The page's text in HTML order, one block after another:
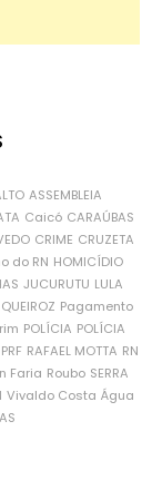
ASSEMBLEIA
Caicó CARAÚBAS
CRIME CRUZETA
do RN HOMICÍDIO
JUCURUTU LULA
QUEIROZ Pagamento
POLÍCIA POLÍCIA
PRF RAFAEL MOTTA RN
Faria Roubo SERRA
Vivaldo Costa Água